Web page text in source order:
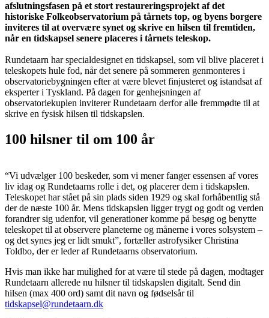
afslutningsfasen på et stort restaureringsprojekt af det
historiske Folkeobservatorium på tårnets top, og byens borgere
inviteres til at overvære synet og skrive en hilsen til fremtiden,
når en tidskapsel senere placeres i tårnets teleskop.
Rundetaarn har specialdesignet en tidskapsel, som vil blive placeret i
teleskopets hule fod, når det senere på sommeren genmonteres i
observatoriebygningen efter at være blevet finjusteret og istandsat af
eksperter i Tyskland. På dagen for genhejsningen af
observatoriekuplen inviterer Rundetaarn derfor alle fremmødte til at
skrive en fysisk hilsen til tidskapslen.
100 hilsner til om 100 år
“Vi udvælger 100 beskeder, som vi mener fanger essensen af vores
liv idag og Rundetaarns rolle i det, og placerer dem i tidskapslen.
Teleskopet har stået på sin plads siden 1929 og skal forhåbentlig stå
der de næste 100 år. Mens tidskapslen ligger trygt og godt og verden
forandrer sig udenfor, vil generationer komme på besøg og benytte
teleskopet til at observere planeterne og månerne i vores solsystem –
og det synes jeg er lidt smukt”, fortæller astrofysiker Christina
Toldbo, der er leder af Rundetaarns observatorium.
Hvis man ikke har mulighed for at være til stede på dagen, modtager
Rundetaarn allerede nu hilsner til tidskapslen digitalt. Send din
hilsen (max 400 ord) samt dit navn og fødselsår til
tidskapsel@rundetaarn.dk